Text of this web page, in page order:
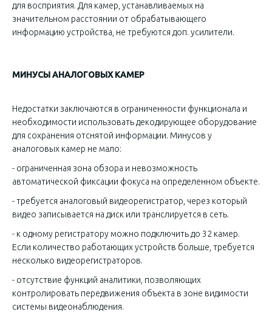
для восприятия. Для камер, устанавливаемых на
значительном расстоянии от обрабатывающего
информацию устройства, не требуются доп. усилители.
МИНУСЫ АНАЛОГОВЫХ КАМЕР
Недостатки заключаются в ограниченности функционала и
необходимости использовать декодирующее оборудование
для сохранения отснятой информации. Минусов у
аналоговых камер не мало:
- ограниченная зона обзора и невозможность
автоматической фиксации фокуса на определенном объекте.
- требуется аналоговый видеорегистратор, через который
видео записывается на диск или транслируется в сеть.
- к одному регистратору можно подключить до 32 камер.
Если количество работающих устройств больше, требуется
несколько видеорегистраторов.
- отсутствие функций аналитики, позволяющих
контролировать передвижения объекта в зоне видимости
системы видеонаблюдения.